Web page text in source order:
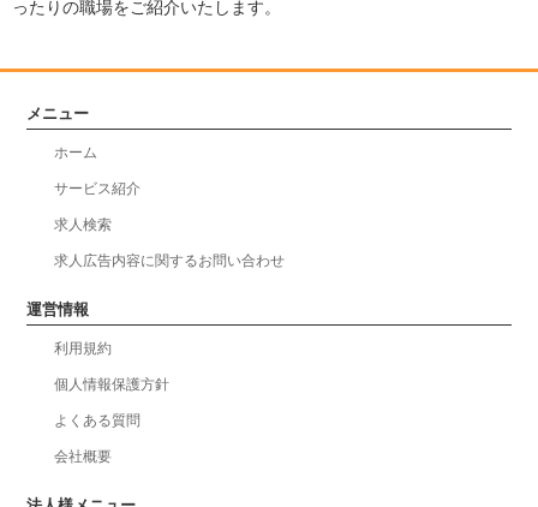
ったりの職場をご紹介いたします。
メニュー
ホーム
サービス紹介
求人検索
求人広告内容に関するお問い合わせ
運営情報
利用規約
個人情報保護方針
よくある質問
会社概要